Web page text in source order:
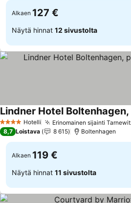
Alkaen 127 €
Näytä hinnat 12 sivustolta
4 Tähtiluokitus
Hotelli Erinomainen sijainti
Katso hinnat
8,7 Loistava 8 615 Boltenhagen
Alkaen 119 €
Näytä hinnat 11 sivustolta